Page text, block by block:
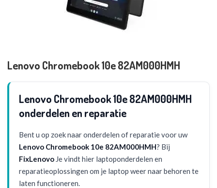
Lenovo Chromebook 10e 82AM000HMH
Lenovo Chromebook 10e 82AM000HMH
onderdelen en reparatie
Bent u op zoek naar onderdelen of reparatie voor uw
Lenovo Chromebook 10e 82AM000HMH? Bij
FixLenovo Je vindt hier laptoponderdelen en
reparatieoplossingen om je laptop weer naar behoren te
laten functioneren.